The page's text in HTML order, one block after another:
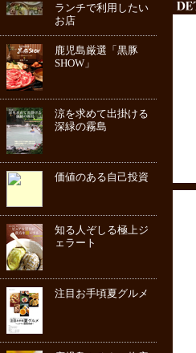
ランチで利用したい
お店
鹿児島厳選「黒豚
SHOW」
涼を求めて出掛ける
深緑の霧島
価値のある自己投資
知る人ぞしる極上ジ
ェラート
注目お手頃夏グルメ